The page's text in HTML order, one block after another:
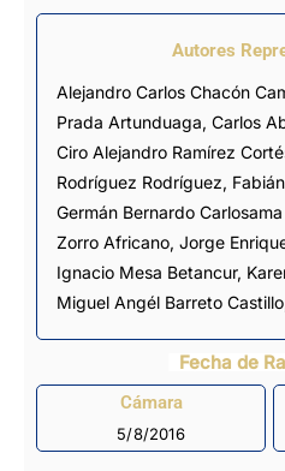
Autores
Alejandro Carlos Chacón
Prada Artunduaga, Carlos
Ciro Alejandro Ramírez
Rodríguez Rodríguez,
Germán Bernardo
Zorro Africano, Jorge
Ignacio Mesa Betancur,
Miguel Angél Barreto Castillo
Fecha de
Cámara
5/8/2016